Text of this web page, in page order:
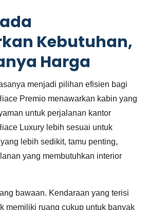
Kebutuhan,
Harga
menjadi pilihan efisien bagi
Premio menawarkan kabin yang
untuk perjalanan kantor
Luxury lebih sesuai untuk
lebih sedikit, tamu penting,
yang membutuhkan interior
bawaan. Kendaraan yang terisi
memiliki ruang cukup untuk banyak